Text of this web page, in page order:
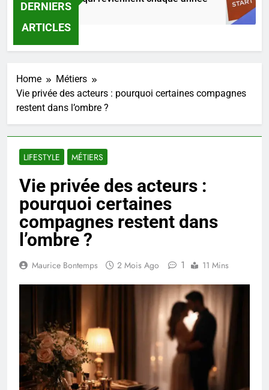
DERNIERS
ARTICLES
Home
Métiers
Vie privée des acteurs : pourquoi certaines compagnes
restent dans l’ombre ?
LIFESTYLE MÉTIERS
Vie privée des acteurs :
pourquoi certaines
compagnes restent dans
l’ombre ?
Maurice Bontemps 2 Mois Ago 1 11 Mins